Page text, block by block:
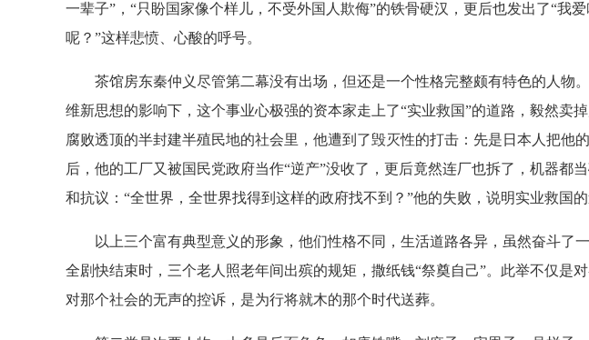
一辈子”，“只盼国家像个样儿，不受外国人欺侮”的铁骨硬汉，更后也发出了“我
呢？”这样悲愤、心酸的呼号。
茶馆房东秦仲义尽管第二幕没有出场，但还是一个性格完整颇有特色的人物
维新思想的影响下，这个事业心极强的资本家走上了“实业救国”的道路，毅然卖
腐败透顶的半封建半殖民地的社会里，他遭到了毁灭性的打击：先是日本人把他
后，他的工厂又被国民党政府当作“逆产”没收了，更后竟然连厂也拆了，机器都
和抗议：“全世界，全世界找得到这样的政府找不到？”他的失败，说明实业救国
以上三个富有典型意义的形象，他们性格不同，生活道路各异，虽然奋斗了一
全剧快结束时，三个老人照老年间出殡的规矩，撒纸钱“祭奠自己”。此举不仅是
对那个社会的无声的控诉，是为行将就木的那个时代送葬。